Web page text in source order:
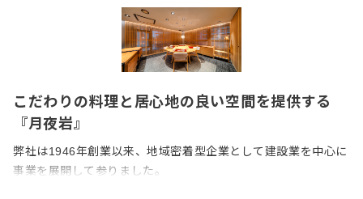
こだわりの料理と居心地の良い空間を提供する
『月夜岩』
弊社は1946年創業以来、地域密着型企業として建設業を中心に
事業を展開して参りました。